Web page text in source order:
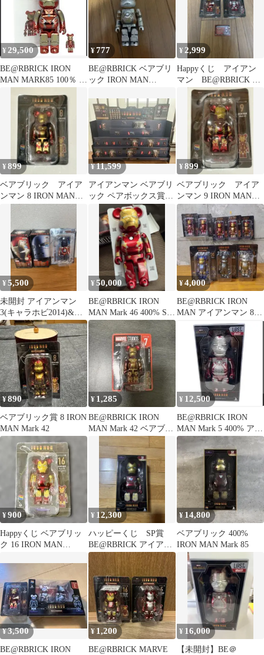
¥ 29,500
BE@RBRICK IRON
MAN MARK85 100％ &
¥777
BE@RBRICK ベアブリ
ック IRON MAN
¥ 2,999
Happyくじ アイアン
マン BE@RBRICK セ
ット
¥899
ベアブリック アイア
ンマン 8 IRON MAN
Mark42 ハッピーくじ
¥11,599
アイアンマン ベアブリ
ック ペアボックス賞B
ベアブリック賞6種 展
示棚付き
¥899
ベアブリック アイア
ンマン 9 IRON MAN
Mark43 ハッピーくじ
¥5,500
未開封 アイアンマン
3(キャラホビ2014)&ベ
アブリック(キャプテン
アメリカ)
¥50,000
BE@RBRICK IRON
MAN Mark 46 400% SP
賞
¥4,000
BE@RBRICK IRON
MAN アイアンマン 8体
セット 0608-012
¥890
ベアブリック賞 8 IRON
MAN Mark 42
¥ 1,285
BE@RBRICK IRON
MAN Mark 42 ベアブリ
¥ 12,500
BE@RBRICK IRON
MAN Mark 5 400% アイ
アンマン
¥900
Happyくじ ベアブリッ
ク 16 IRON MAN
¥ 12,300
ハッピーくじ SP賞
BE@RBRICK アイアン
マン 未開封
¥ 14,800
ベアブリック 400%
IRON MAN Mark 85
¥3,500
BE@RBRICK IRON
¥ 1,200
BE@RBRICK MARVE
¥ 16,000
【未開封】BE＠